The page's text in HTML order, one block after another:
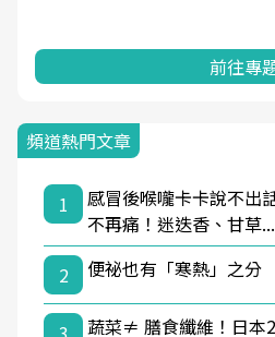
前往專
頻道熱門文章
1
感冒後喉嚨卡卡說不出
不再痛！迷迭香、甘草
2
便祕也有「寒熱」之
蔬菜≠ 膳食纖維！日本